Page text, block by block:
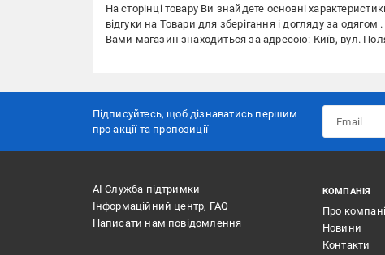
На сторінці товару Ви знайдете основні
відгуки на Товари для зберігання і догляду за
Вами магазин знаходиться за адресою: Київ, вул.
Підписуйтесь, щоб дізнаватись першим
про акції та пропозиції
АІ Служба підтримки
Інформаційний центр, FAQ
Написати нам повідомлення
КОМПАНІЯ
Про
Новини
Контакти